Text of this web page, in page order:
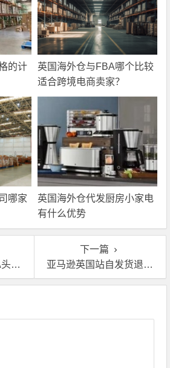
的计
英国海外仓与FBA哪个比较
适合跨境电商卖家？
哪家
英国海外仓代发厨房小家电
有什么优势
递？
下一篇
亚马逊英国站自发货退货到海外仓流程